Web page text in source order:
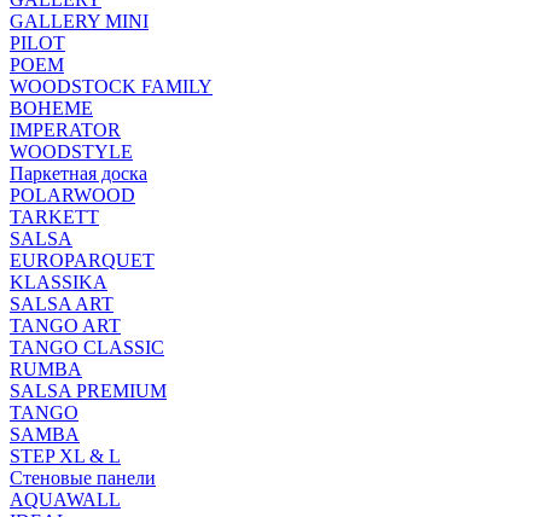
GALLERY MINI
PILOT
POEM
WOODSTOCK FAMILY
BOHEME
IMPERATOR
WOODSTYLE
Паркетная доска
POLARWOOD
TARKETT
SALSA
EUROPARQUET
KLASSIKA
SALSA ART
TANGO ART
TANGO CLASSIC
RUMBA
SALSA PREMIUM
TANGO
SAMBA
STEP XL & L
Стеновые панели
AQUAWALL